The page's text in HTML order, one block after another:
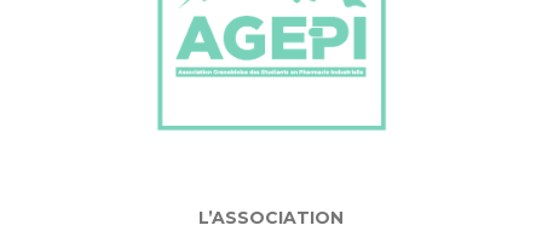
L’ASSOCIATION